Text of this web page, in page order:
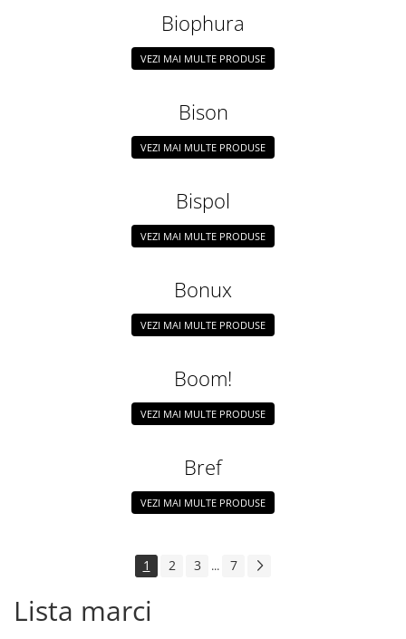
Biophura
VEZI MAI MULTE PRODUSE
Bison
VEZI MAI MULTE PRODUSE
Bispol
VEZI MAI MULTE PRODUSE
Bonux
VEZI MAI MULTE PRODUSE
Boom!
VEZI MAI MULTE PRODUSE
Bref
VEZI MAI MULTE PRODUSE
1 2 3 ... 7
Lista marci